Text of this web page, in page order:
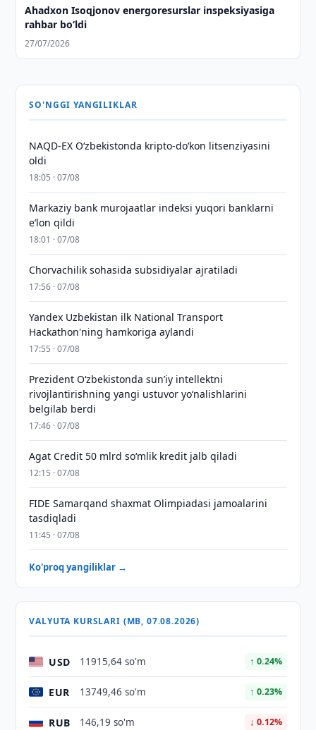
Ahadxon Isoqjonov energoresurslar inspeksiyasiga
rahbar bo‘ldi
27/07/2026
SO'NGGI YANGILIKLAR
NAQD-EX O‘zbekistonda kripto-do‘kon litsenziyasini
oldi
18:05 · 07/08
Markaziy bank murojaatlar indeksi yuqori banklarni
eʼlon qildi
18:01 · 07/08
Chorvachilik sohasida subsidiyalar ajratiladi
17:56 · 07/08
Yandex Uzbekistan ilk National Transport
Hackathon'ning hamkoriga aylandi
17:55 · 07/08
Prezident Oʻzbekistonda sunʼiy intellektni
rivojlantirishning yangi ustuvor yoʻnalishlarini
belgilab berdi
17:46 · 07/08
Agat Credit 50 mlrd so‘mlik kredit jalb qiladi
12:15 · 07/08
FIDE Samarqand shaxmat Olimpiadasi jamoalarini
tasdiqladi
11:45 · 07/08
Ko'proq yangiliklar →
VALYUTA KURSLARI (MB, 07.08.2026)
USD 11915,64 so'm ↑ 0.24%
EUR 13749,46 so'm ↑ 0.23%
RUB 146,19 so'm ↓ 0.12%